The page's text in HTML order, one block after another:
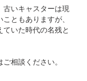
古いキャスターは現
ともありますが、
いた時代の名残と
相談ください。